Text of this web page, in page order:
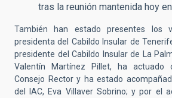
tras la reunión mantenida hoy
También han estado presentes los
presidenta del Cabildo Insular de
presidente del Cabildo Insular de La
Valentín Martínez Pillet, ha actuado
Consejo Rector y ha estado
del IAC, Eva Villaver Sobrino; y por el